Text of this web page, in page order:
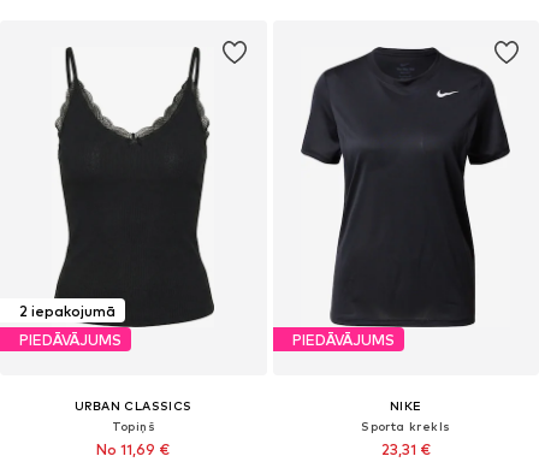
2 iepakojumā
PIEDĀVĀJUMS
URBAN CLASSICS
Topiņš
No 11,69 €
PIEDĀVĀJUMS
NIKE
Sporta krekls
23,31 €